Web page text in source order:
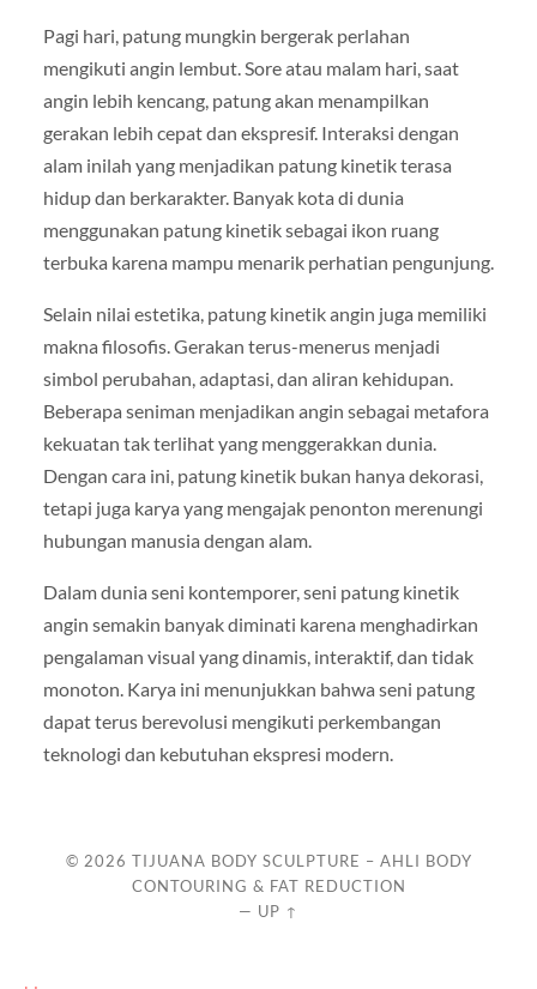
Pagi hari, patung mungkin bergerak perlahan
mengikuti angin lembut. Sore atau malam hari, saat
angin lebih kencang, patung akan menampilkan
gerakan lebih cepat dan ekspresif. Interaksi dengan
alam inilah yang menjadikan patung kinetik terasa
hidup dan berkarakter. Banyak kota di dunia
menggunakan patung kinetik sebagai ikon ruang
terbuka karena mampu menarik perhatian pengunjung.
Selain nilai estetika, patung kinetik angin juga memiliki
makna filosofis. Gerakan terus-menerus menjadi
simbol perubahan, adaptasi, dan aliran kehidupan.
Beberapa seniman menjadikan angin sebagai metafora
kekuatan tak terlihat yang menggerakkan dunia.
Dengan cara ini, patung kinetik bukan hanya dekorasi,
tetapi juga karya yang mengajak penonton merenungi
hubungan manusia dengan alam.
Dalam dunia seni kontemporer, seni patung kinetik
angin semakin banyak diminati karena menghadirkan
pengalaman visual yang dinamis, interaktif, dan tidak
monoton. Karya ini menunjukkan bahwa seni patung
dapat terus berevolusi mengikuti perkembangan
teknologi dan kebutuhan ekspresi modern.
© 2026 TIJUANA BODY SCULPTURE – AHLI BODY
CONTOURING & FAT REDUCTION
— UP ↑